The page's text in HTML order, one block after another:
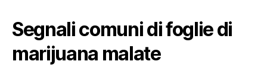
Segnali comuni di foglie di
marijuana malate